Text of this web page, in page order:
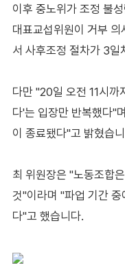
이후 중노위가 조정 불
대표교섭위원이 거부
서 사후조정 절차가 3일
다만 "20일 오전 11시까
다'는 입장만 반복했다"
이 종료됐다"고 밝혔습
최 위원장은 "노동조합
것"이라며 "파업 기간
다"고 했습니다.